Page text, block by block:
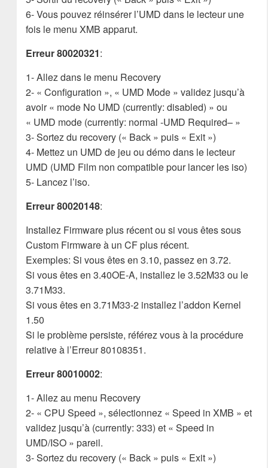
6- Vous pouvez réinsérer l’UMD dans le lecteur une
fois le menu XMB apparut.
Erreur 80020321:
1- Allez dans le menu Recovery
2- « Configuration », « UMD Mode » validez jusqu’à
avoir « mode No UMD (currently: disabled) » ou
« UMD mode (currently: normal -UMD Required– »
3- Sortez du recovery (« Back » puis « Exit »)
4- Mettez un UMD de jeu ou démo dans le lecteur
UMD (UMD Film non compatible pour lancer les iso)
5- Lancez l’iso.
Erreur 80020148:
Installez Firmware plus récent ou si vous êtes sous
Custom Firmware à un CF plus récent.
Exemples: Si vous êtes en 3.10, passez en 3.72.
Si vous êtes en 3.40OE-A, installez le 3.52M33 ou le
3.71M33.
Si vous êtes en 3.71M33-2 installez l’addon Kernel
1.50
Si le problème persiste, référez vous à la procédure
relative à l’Erreur 80108351.
Erreur 80010002:
1- Allez au menu Recovery
2- « CPU Speed », sélectionnez « Speed in XMB » et
validez jusqu’à (currently: 333) et « Speed in
UMD/ISO » pareil.
3- Sortez du recovery (« Back » puis « Exit »)